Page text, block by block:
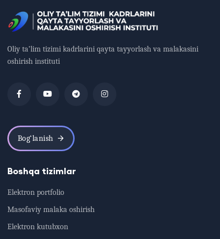
Oliy ta’lim tizimi kadrlarini qayta tayyorlash va malakasini
oshirish instituti
Bog‘lanish
Boshqa tizimlar
Elektron portfolio
Masofaviy malaka oshirish
Elektron kutubxon